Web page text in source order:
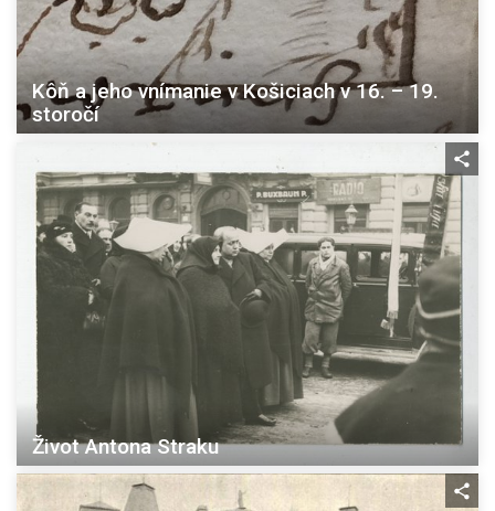
Kôň a jeho vnímanie v Košiciach v 16. – 19.
storočí
Život Antona Straku